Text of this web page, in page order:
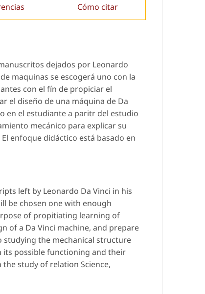
Cómo citar
dejados por Leonardo
maquinas se escogerá uno con la
con el fín de propiciar el
el diseño de una máquina de Da
en el estudiante a paritr del estudio
mecánico para explicar su
enfoque didáctico está basado en
left by Leonardo Da Vinci in his
be chosen one with enough
of propitiating learning of
of a Da Vinci machine, and prepare
the mechanical structure
its possible functioning and their
study of relation Science,